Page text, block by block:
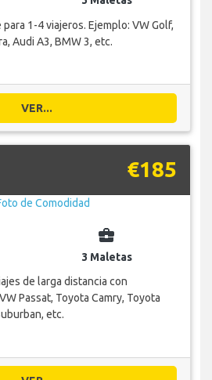
1-4 viajeros. Ejemplo: VW Golf,
Audi A3, BMW 3, etc.
VER...
€185
business_center
3 Maletas
de larga distancia con
Passat, Toyota Camry, Toyota
etc.